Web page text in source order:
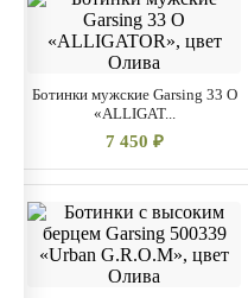
Ботинки мужские Garsing 33 О
«ALLIGAT...
7 450 ₽